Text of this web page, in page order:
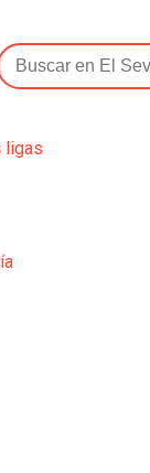
ligas